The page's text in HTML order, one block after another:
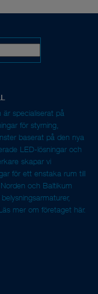
är specialiserat på
för styrning,
baserat på den nya
LED-lösningar och
skapar vi
för ett enstaka rum till
och Baltikum
mer om företaget här.